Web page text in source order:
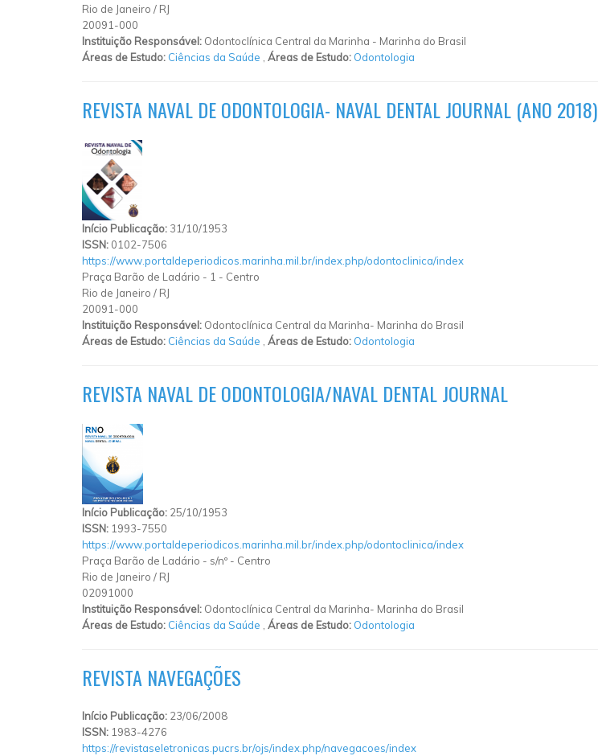
Rio de Janeiro / RJ
20091-000
Instituição Responsável: Odontoclínica Central da Marinha - Marinha do Brasil
Áreas de Estudo: Ciências da Saúde Áreas de Estudo: Odontologia
REVISTA NAVAL DE ODONTOLOGIA- NAVAL DENTAL JOURNAL (ANO 2018)
Início Publicação: 31/10/1953
ISSN: 0102-7506
https://www.portaldeperiodicos.marinha.mil.br/index.php/odontoclinica/index
Praça Barão de Ladário - 1 - Centro
Rio de Janeiro / RJ
20091-000
Instituição Responsável: Odontoclínica Central da Marinha- Marinha do Brasil
Áreas de Estudo: Ciências da Saúde Áreas de Estudo: Odontologia
REVISTA NAVAL DE ODONTOLOGIA/NAVAL DENTAL JOURNAL
Início Publicação: 25/10/1953
ISSN: 1993-7550
https://www.portaldeperiodicos.marinha.mil.br/index.php/odontoclinica/index
Praça Barão de Ladário - s/nº - Centro
Rio de Janeiro / RJ
02091000
Instituição Responsável: Odontoclínica Central da Marinha- Marinha do Brasil
Áreas de Estudo: Ciências da Saúde Áreas de Estudo: Odontologia
REVISTA NAVEGAÇÕES
Início Publicação: 23/06/2008
ISSN: 1983-4276
https://revistaseletronicas.pucrs.br/ojs/index.php/navegacoes/index